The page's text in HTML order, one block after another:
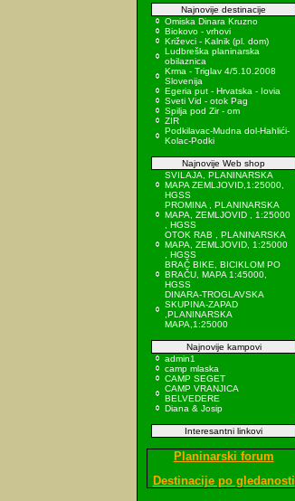
Najnovije destinacije
Omiska Dinara Kruzno
Biokovo - vrhovi
Križevci - Kalnik (pl. dom)
Ludbreška planinarska
obilaznica
Krma - Triglav 4/5.10.2008
Slovenija
Egeria put - Hrvatska - Iovia
Sveti Vid - otok Pag
Spilja pod Zir - om
ZIR
Podkilavac-Mudna dol-Hahlići-
Kolac-Podki
Najnovije Web shop
SVILAJA, PLANINARSKA
MAPA ZEMLJOVID,1:25000,
HGSS
PROMINA , PLANINARSKA
MAPA, ZEMLJOVID , 1:25000
, HGSS
OTOK RAB , PLANINARSKA
MAPA, ZEMLJOVID, 1:25000
, HGSS
BRAČ BIKE, BICIKLOM PO
BRAČU, MAPA 1:45000,
HGSS
DINARA-TROGLAVSKA
SKUPINA-ZAPAD
,PLANINARSKA
MAPA,1:25000
Najnovije kampovi
admin1
camp mlaska
CAMP SEGET
CAMP VRANJICA
BELVEDERE
Diana & Josip
Interesantni linkovi
Planinarski forum
Destinacije po gledanosti